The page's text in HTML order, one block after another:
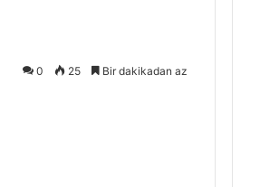
0 25 Bir dakikadan az